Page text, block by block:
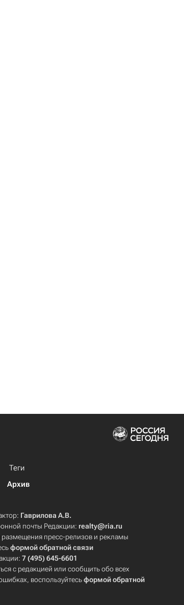
Теги
Архив
Гаврилова А.В.
почты Редакции: realty@ria.ru
пресс-релизов и рекламы
формой обратной связи
7 (495) 645-6601
с редакцией или сообщить обо всех
воспользуйтесьформой обратной